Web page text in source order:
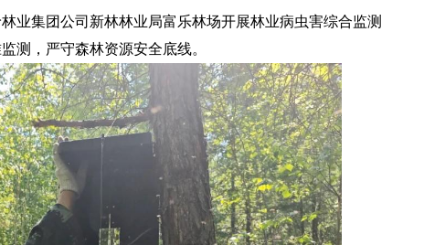
业集团公司新林林业局富乐林场开展林业病虫害综合监测
测，严守森林资源安全底线。